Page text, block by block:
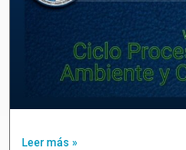
Leer más »